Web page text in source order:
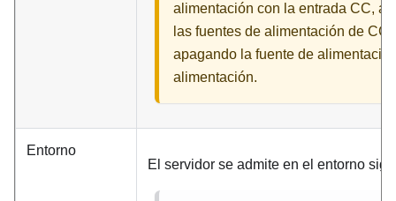
alimentación con la entrada CC,
las fuentes de alimentación de
apagando la fuente de
alimentación.
Entorno
El servidor se admite en el entorno